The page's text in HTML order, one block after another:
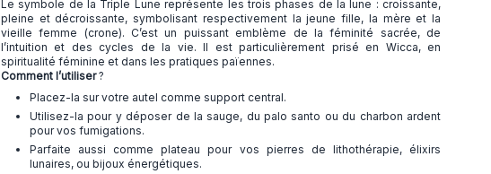
Le symbole de la Triple Lune représente les trois phases de la lune : croissante,
pleine et décroissante, symbolisant respectivement la jeune fille, la mère et la
vieille femme (crone). C’est un puissant emblème de la féminité sacrée, de
l’intuition et des cycles de la vie. Il est particulièrement prisé en Wicca, en
spiritualité féminine et dans les pratiques païennes.
Comment l’utiliser?
Placez-la sur votre autel comme support central.
Utilisez-la pour y déposer de la sauge, du palo santo ou du charbon ardent
pour vos fumigations.
Parfaite aussi comme plateau pour vos pierres de lithothérapie, élixirs
lunaires, ou bijoux énergétiques.